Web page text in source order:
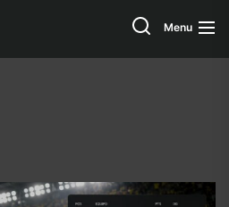
SearchMenu